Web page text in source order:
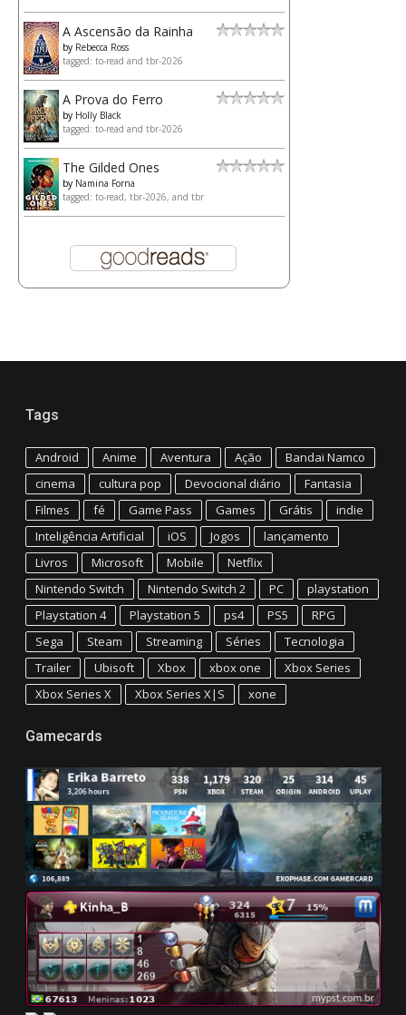
A Ascensão da Rainha
by Rebecca Ross
tagged: to-read and tbr-2026
A Prova do Ferro
by Holly Black
tagged: to-read and tbr-2026
The Gilded Ones
by Namina Forna
tagged: to-read, tbr-2026, and tbr
Tags
Android Anime Aventura Ação
Bandai Namco
cinema
cultura pop Devocional diário
Fantasia
Filmes
fé Game Pass Games Grátis
indie
Inteligência Artificial
iOS Jogos
lançamento
Livros
Microsoft Mobile
Netflix
Nintendo Switch
Nintendo Switch 2 PC
playstation
Playstation 4
Playstation 5 ps4 PS5
RPG
Sega
Steam Streaming Séries
Tecnologia
Trailer
Ubisoft Xbox xbox one
Xbox Series
Xbox Series X
Xbox Series X|S xone
Gamecards